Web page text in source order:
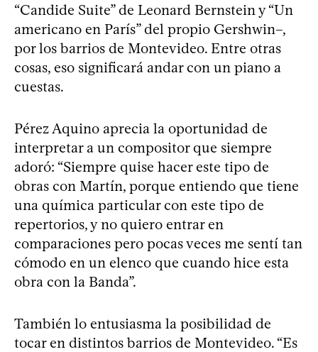
“Candide Suite” de Leonard Bernstein y “Un
americano en París” del propio Gershwin–,
por los barrios de Montevideo. Entre otras
cosas, eso significará andar con un piano a
cuestas.
Pérez Aquino aprecia la oportunidad de
interpretar a un compositor que siempre
adoró: “Siempre quise hacer este tipo de
obras con Martín, porque entiendo que tiene
una química particular con este tipo de
repertorios, y no quiero entrar en
comparaciones pero pocas veces me sentí tan
cómodo en un elenco que cuando hice esta
obra con la Banda”.
También lo entusiasma la posibilidad de
tocar en distintos barrios de Montevideo. “Es